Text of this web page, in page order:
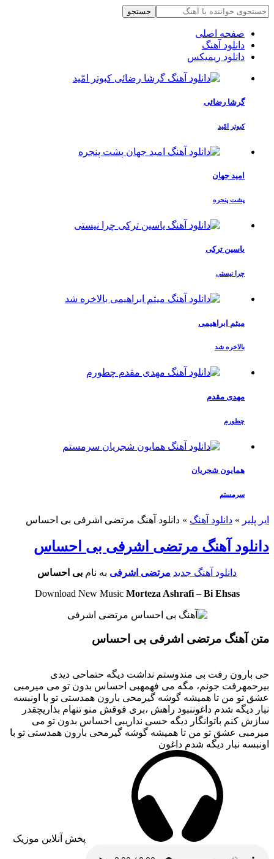
جستجو
صفحه اصلی
دانلود آهنگ
دانلود ریمیکس
گرشا رضائی
کبوتر امّید
امید جهان
پشت پنجره
یاسین ترکی
چرا نیستی
میثم ابراهیمی
بالاخره شد
مهدی مقدم
چطورم
همایون شجریان
سرمستم
ایر پلیر » دانلود آهنگ » دانلود آهنگ مرتضی اشرفی بی احساس
دانلود آهنگ مرتضی اشرفی بی احساس
دانلود آهنگ جدید مرتضی اشرفی به نام بی احساس
Download New Music Morteza Ashrafi– Bi Ehsas
متن آهنگ مرتضی اشرفی بی احساس
حی بارون رفت بی مندوستم نداشت دیگه حتماحی دیدی
بیرحمهرفت جونم، مگه می فهمهبی احساس بدون تو می میرمبی
عشق تو من تا همیشه گوشه گیرمحی بارون همدستی تو با اونبسه
نبار دیگه شدم داغوننبود راهش ،بری فوقش منو تنهام بذاریچقدر
سازش کنم باتوانگار دیگه حسی نداریبی احساس بدون تو می
میرمبی عشق تو من تا همیشه گوشه گیرمحی بارون همدستی تو با
اونبسه نبار دیگه شدم داغون
پخش آنلاین موزیک